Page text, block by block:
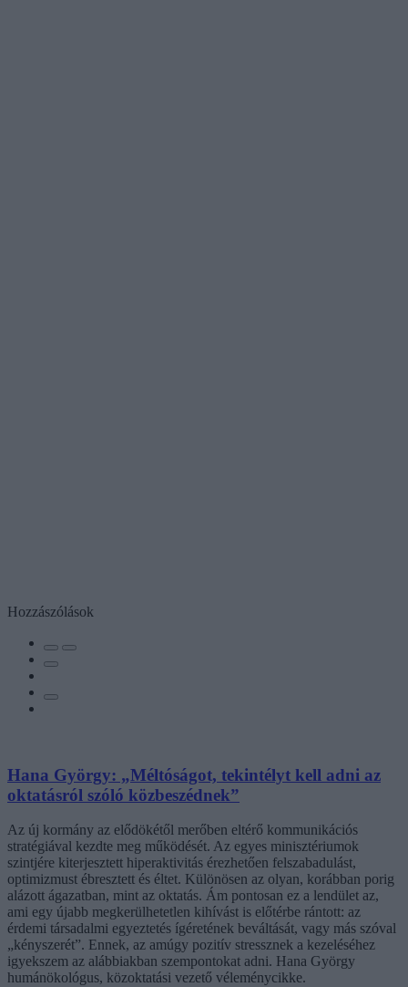
Hozzászólások
Hana György: „Méltóságot, tekintélyt kell adni az
oktatásról szóló közbeszédnek”
Az új kormány az elődökétől merőben eltérő kommunikációs
stratégiával kezdte meg működését. Az egyes minisztériumok
szintjére kiterjesztett hiperaktivitás érezhetően felszabadulást,
optimizmust ébresztett és éltet. Különösen az olyan, korábban porig
alázott ágazatban, mint az oktatás. Ám pontosan ez a lendület az,
ami egy újabb megkerülhetetlen kihívást is előtérbe rántott: az
érdemi társadalmi egyeztetés ígéretének beváltását, vagy más szóval
„kényszerét”. Ennek, az amúgy pozitív stressznek a kezeléséhez
igyekszem az alábbiakban szempontokat adni. Hana György
humánökológus, közoktatási vezető véleménycikke.